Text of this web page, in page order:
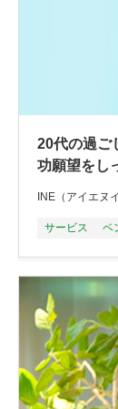
20代の過ご
功願望をし
INE（アイエヌ
サービス ベ